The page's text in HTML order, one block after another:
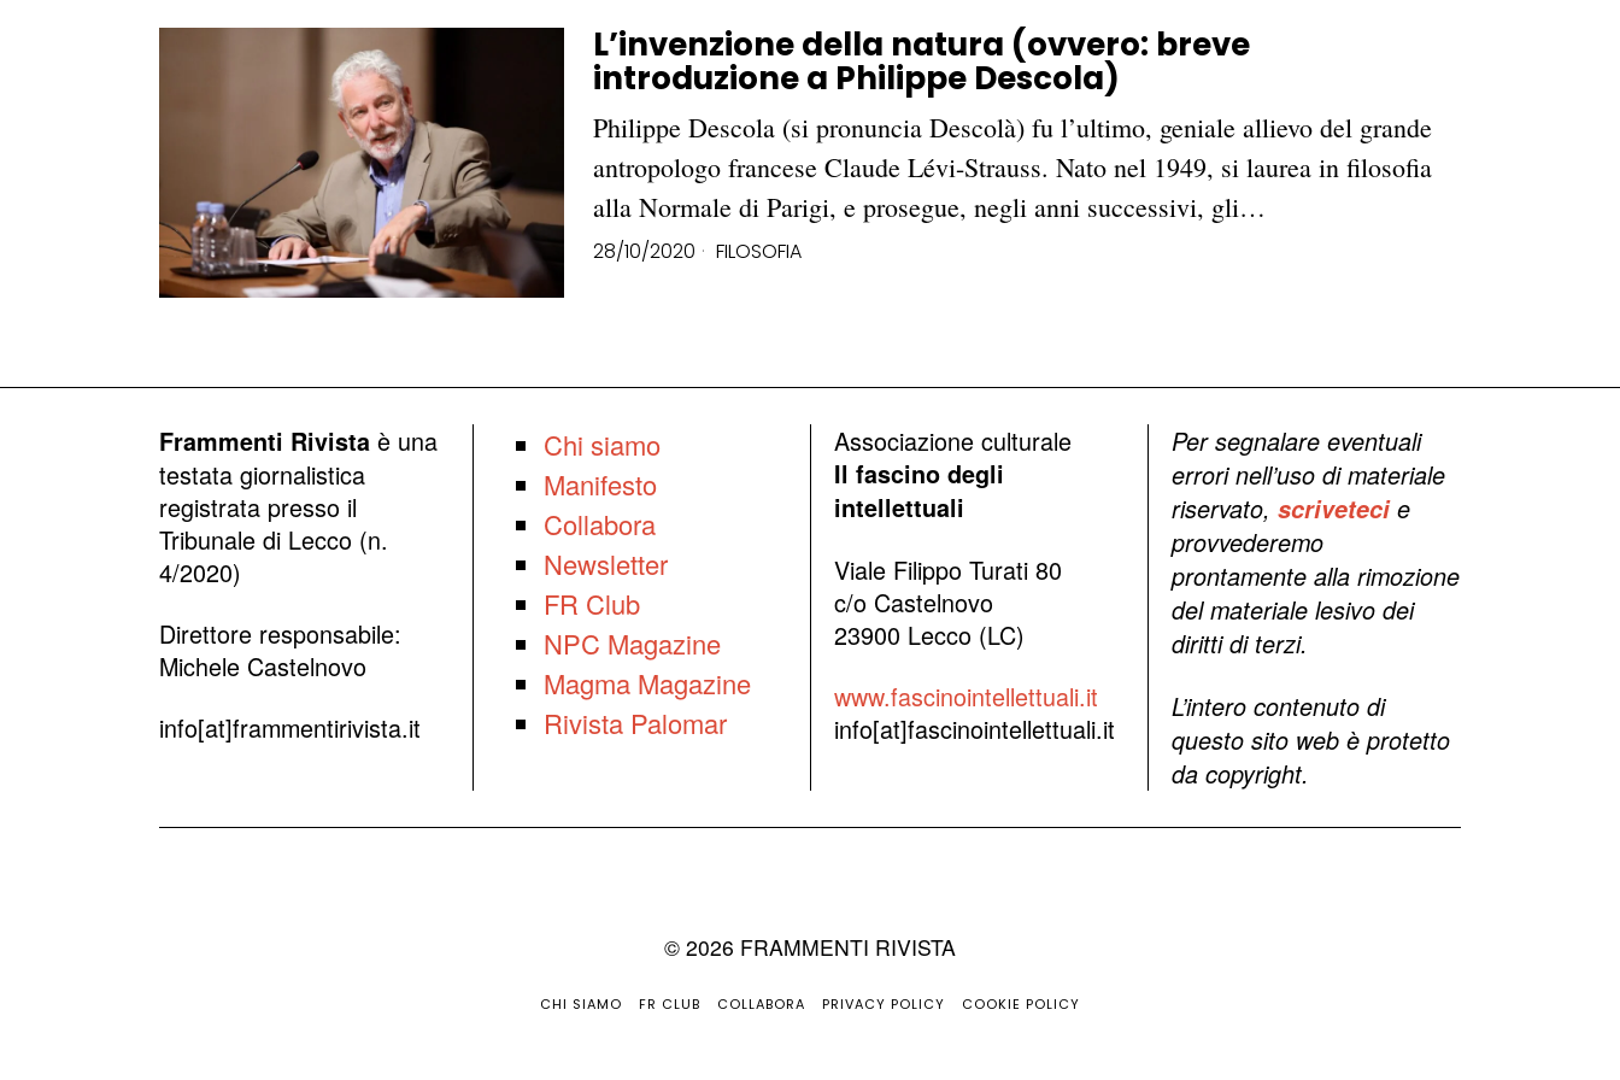
L’invenzione della natura (ovvero: breve
introduzione a Philippe Descola)
Philippe Descola (si pronuncia Descolà) fu l’ultimo, geniale allievo del grande
antropologo francese Claude Lévi-Strauss. Nato nel 1949, si laurea in filosofia
alla Normale di Parigi, e prosegue, negli anni successivi, gli…
28/10/2020 FILOSOFIA
Frammenti Rivista è una
testata giornalistica
registrata presso il
Tribunale di Lecco (n.
4/2020)
Direttore responsabile:
Michele Castelnovo
info[at]frammentirivista.it
Chi siamo
Manifesto
Collabora
Newsletter
FR Club
NPC Magazine
Magma Magazine
Rivista Palomar
Associazione culturale
Il fascino degli
intellettuali
Viale Filippo Turati 80
c/o Castelnovo
23900 Lecco (LC)
www.fascinointellettuali.it
info[at]fascinointellettuali.it
Per segnalare eventuali
errori nell’uso di materiale
riservato, scriveteci e
provvederemo
prontamente alla rimozione
del materiale lesivo dei
diritti di terzi.
L’intero contenuto di
questo sito web è protetto
da copyright.
© 2026 FRAMMENTI RIVISTA
CHI SIAMO FR CLUB COLLABORA PRIVACY POLICY COOKIE POLICY